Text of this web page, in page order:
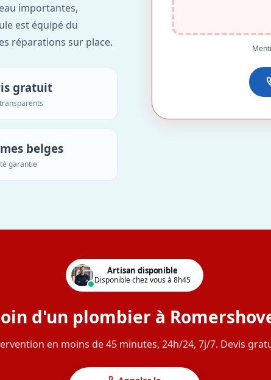
importantes,
est équipé du
réparations sur place.
gratuit
belges
garantie
Artisan disponible
Disponible chez vous à 8h45
d'un plombier à
en moins de 45 minutes, 24h/24, 7j/7. Devis